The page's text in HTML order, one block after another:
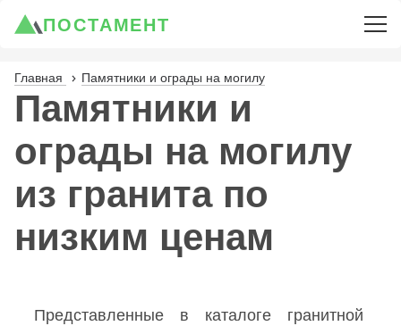
ПОСТАМЕНТ
Главная Памятники и ограды на могилу
Памятники и
ограды на могилу
из гранита по
низким ценам
Представленные в каталоге гранитной